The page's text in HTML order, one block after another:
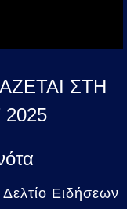
ΣΤΗ
Ειδήσεων